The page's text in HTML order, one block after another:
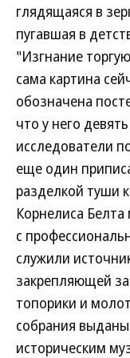
глядящаяся в
пугавшая в
"Изгнание
сама картина
обозначена
что у него
исследователи
еще один
разделкой туши
Корнелиса
с
служили
закрепляющей
топорики и
собрания
историческим